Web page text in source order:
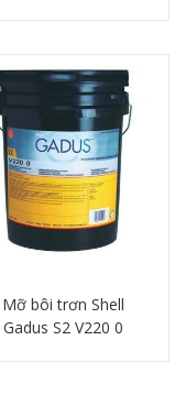
Mỡ bôi trơn Shell
Gadus S2 V220 0